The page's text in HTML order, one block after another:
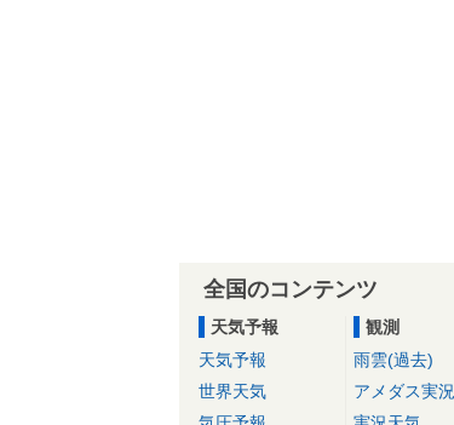
全国のコンテンツ
天気予報
天気予報
世界天気
観測
雨雲(過去)
アメダス実況